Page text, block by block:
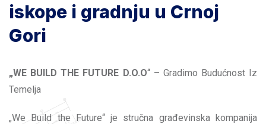
iskope i gradnju u Crnoj
Gori
„WE BUILD THE FUTURE D.O.O“ – Gradimo Budućnost Iz
Temelja
„We Build the Future“ je stručna građevinska kompanija